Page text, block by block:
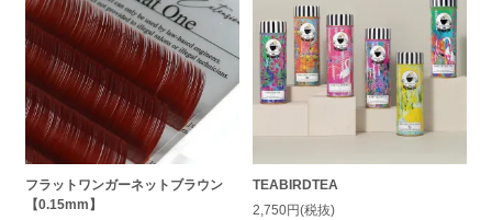
フラットワンガーネットブラウン
【0.15mm】
TEABIRDTEA
2,750円(税抜)